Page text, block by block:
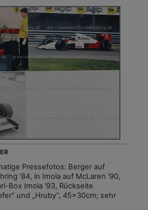
Pressefotos: Berger auf
'84, in Imola auf McLaren '90,
Box Imola '93, Rückseite
und „Hruby“, 45x30cm; sehr